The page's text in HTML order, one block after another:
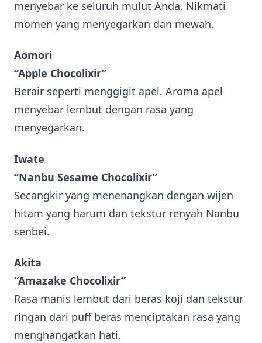
menyebar ke seluruh mulut Anda. Nikmati
momen yang menyegarkan dan mewah.
Aomori
“Apple Chocolixir”
Berair seperti menggigit apel. Aroma apel
menyebar lembut dengan rasa yang
menyegarkan.
Iwate
“Nanbu Sesame Chocolixir”
Secangkir yang menenangkan dengan wijen
hitam yang harum dan tekstur renyah Nanbu
senbei.
Akita
“Amazake Chocolixir”
Rasa manis lembut dari beras koji dan tekstur
ringan dari puff beras menciptakan rasa yang
menghangatkan hati.